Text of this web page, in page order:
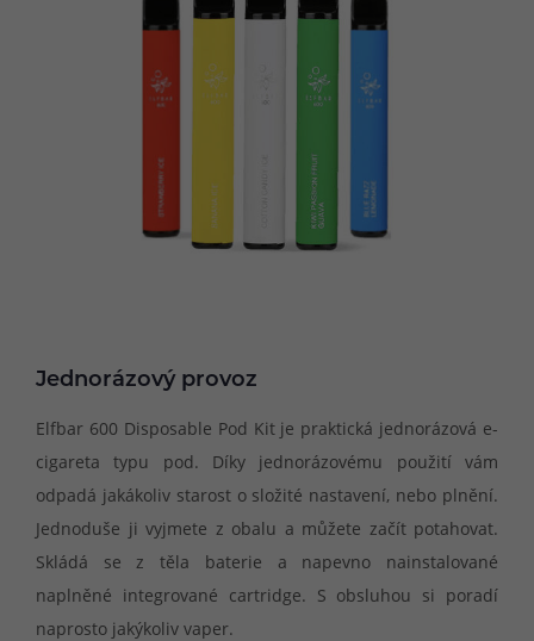
Jednorázový provoz
Elfbar 600 Disposable Pod Kit je praktická jednorázová e-
cigareta typu pod. Díky jednorázovému použití vám
odpadá jakákoliv starost o složité nastavení, nebo plnění.
Jednoduše ji vyjmete z obalu a můžete začít potahovat.
Skládá se z těla baterie a napevno nainstalované
naplněné integrované cartridge. S obsluhou si poradí
naprosto jakýkoliv vaper.